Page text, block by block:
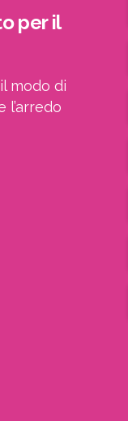
per il
modo di
l’arredo